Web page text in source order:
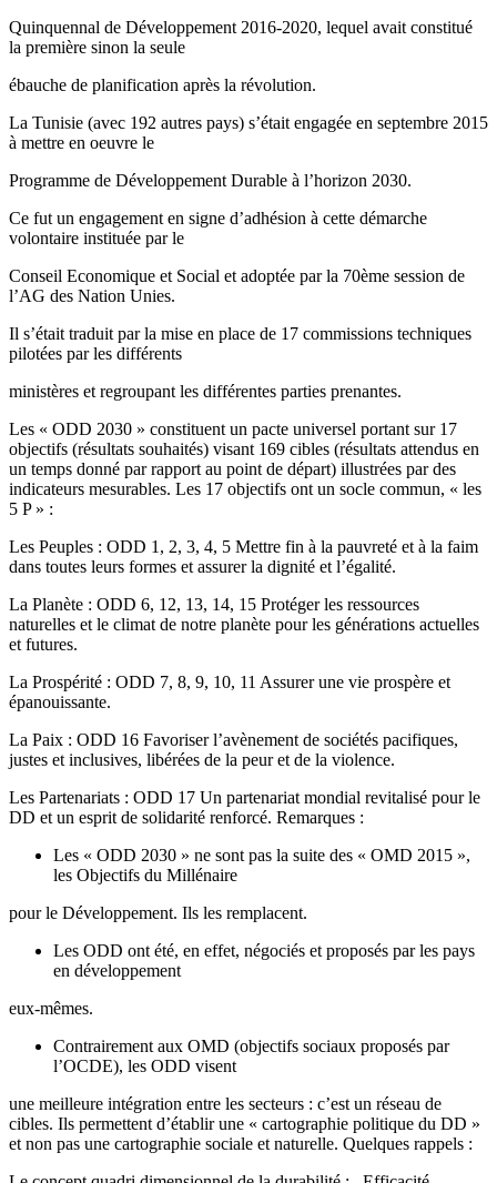
Quinquennal de Développement 2016-2020, lequel avait constitué
la première sinon la seule
ébauche de planification après la révolution.
La Tunisie (avec 192 autres pays) s’était engagée en septembre 2015
à mettre en oeuvre le
Programme de Développement Durable à l’horizon 2030.
Ce fut un engagement en signe d’adhésion à cette démarche
volontaire instituée par le
Conseil Economique et Social et adoptée par la 70ème session de
l’AG des Nation Unies.
Il s’était traduit par la mise en place de 17 commissions techniques
pilotées par les différents
ministères et regroupant les différentes parties prenantes.
Les « ODD 2030 » constituent un pacte universel portant sur 17
objectifs (résultats souhaités) visant 169 cibles (résultats attendus en
un temps donné par rapport au point de départ) illustrées par des
indicateurs mesurables. Les 17 objectifs ont un socle commun, « les
5 P » :
Les Peuples : ODD 1, 2, 3, 4, 5 Mettre fin à la pauvreté et à la faim
dans toutes leurs formes et assurer la dignité et l’égalité.
La Planète : ODD 6, 12, 13, 14, 15 Protéger les ressources
naturelles et le climat de notre planète pour les générations actuelles
et futures.
La Prospérité : ODD 7, 8, 9, 10, 11 Assurer une vie prospère et
épanouissante.
La Paix : ODD 16 Favoriser l’avènement de sociétés pacifiques,
justes et inclusives, libérées de la peur et de la violence.
Les Partenariats : ODD 17 Un partenariat mondial revitalisé pour le
DD et un esprit de solidarité renforcé. Remarques :
Les « ODD 2030 » ne sont pas la suite des « OMD 2015 »,
les Objectifs du Millénaire
pour le Développement. Ils les remplacent.
Les ODD ont été, en effet, négociés et proposés par les pays
en développement
eux-mêmes.
Contrairement aux OMD (objectifs sociaux proposés par
l’OCDE), les ODD visent
une meilleure intégration entre les secteurs : c’est un réseau de
cibles. Ils permettent d’établir une « cartographie politique du DD »
et non pas une cartographie sociale et naturelle. Quelques rappels :